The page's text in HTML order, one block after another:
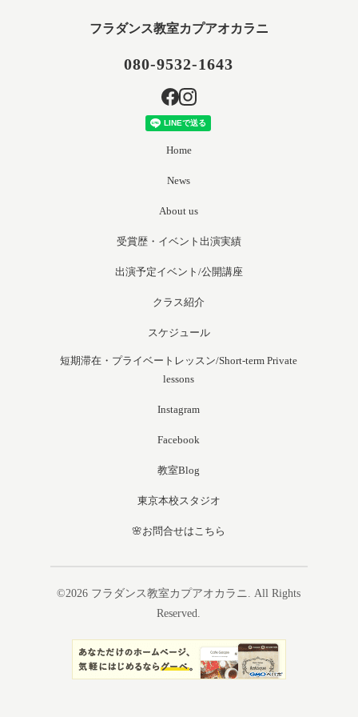
フラダンス教室カプアオカラニ
080-9532-1643
Home
News
About us
受賞歴・イベント出演実績
出演予定イベント/公開講座
クラス紹介
スケジュール
短期滞在・プライベートレッスン/Short-term Private
lessons
Instagram
Facebook
教室Blog
東京本校スタジオ
🌸お問合せはこちら
©2026 フラダンス教室カプアオカラニ
. All Rights
Reserved.